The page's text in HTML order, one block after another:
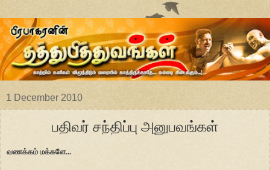
1 December 2010
பதிவர் சந்திப்பு அனுபவங்கள்
வணக்கம் மக்களே...